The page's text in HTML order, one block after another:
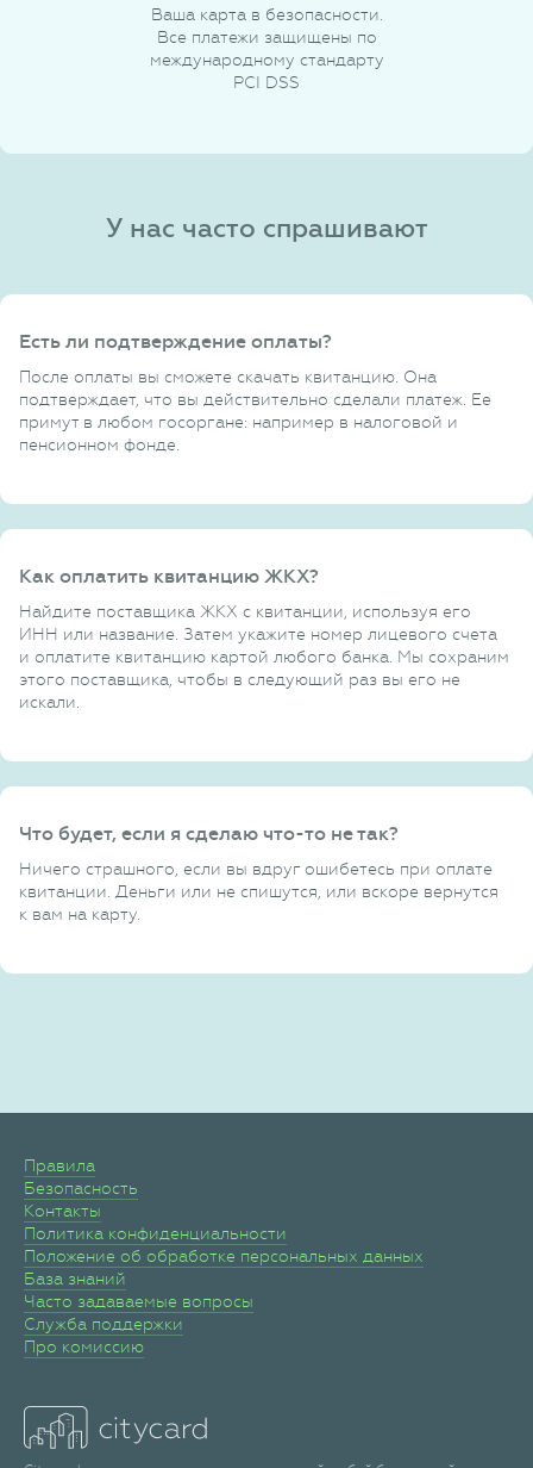
Ваша карта в безопасности.
Все платежи защищены по
международному стандарту
PCI DSS
У нас часто спрашивают
Есть ли подтверждение оплаты?
После оплаты вы сможете скачать квитанцию. Она
подтверждает, что вы действительно сделали платеж. Ее
примут в любом госоргане: например в налоговой и
пенсионном фонде.
Как оплатить квитанцию ЖКХ?
Найдите поставщика ЖКХ с квитанции, используя его
ИНН или название. Затем укажите номер лицевого счета
и оплатите квитанцию картой любого банка. Мы сохраним
этого поставщика, чтобы в следующий раз вы его не
искали.
Что будет, если я сделаю что-то не так?
Ничего страшного, если вы вдруг ошибетесь при оплате
квитанции. Деньги или не спишутся, или вскоре вернутся
к вам на карту.
Правила
Безопасность
Контакты
Политика конфиденциальности
Положение об обработке персональных данных
База знаний
Часто задаваемые вопросы
Служба поддержки
Про комиссию